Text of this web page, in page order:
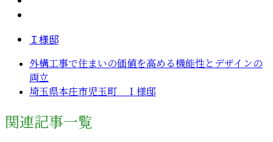
Ｉ様邸
外構工事で住まいの価値を高める機能性とデザインの
両立
埼玉県本庄市児玉町 Ｉ様邸
関連記事一覧